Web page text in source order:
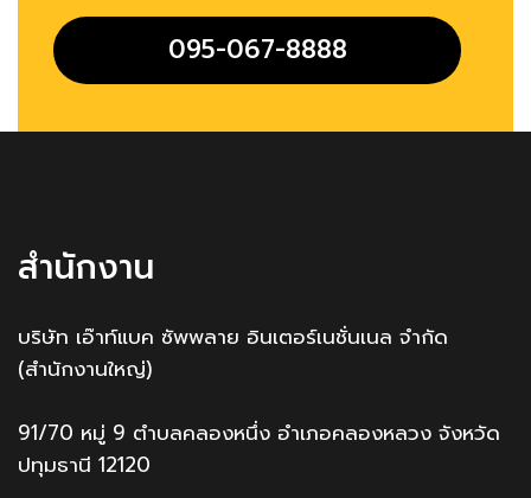
095-067-8888
สำนักงาน
บริษัท เอ๊าท์แบค ซัพพลาย อินเตอร์เนชั่นเนล จำกัด
(สำนักงานใหญ่)
91/70 หมู่ 9 ตำบลคลองหนึ่ง อำเภอคลองหลวง จังหวัด
ปทุมธานี 12120